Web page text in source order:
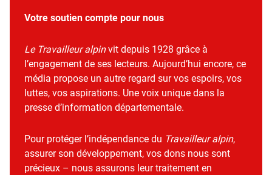
Votre soutien compte pour nous
Le Travailleur alpinvit depuis 1928 grâce à
l’engagement de ses lecteurs. Aujourd’hui encore, ce
média propose un autre regard sur vos espoirs, vos
luttes, vos aspirations. Une voix unique dans la
presse d’information départementale.
Pour protéger l’indépendance du Travailleur alpin,
assurer son développement, vos dons nous sont
précieux – nous assurons leur traitement en